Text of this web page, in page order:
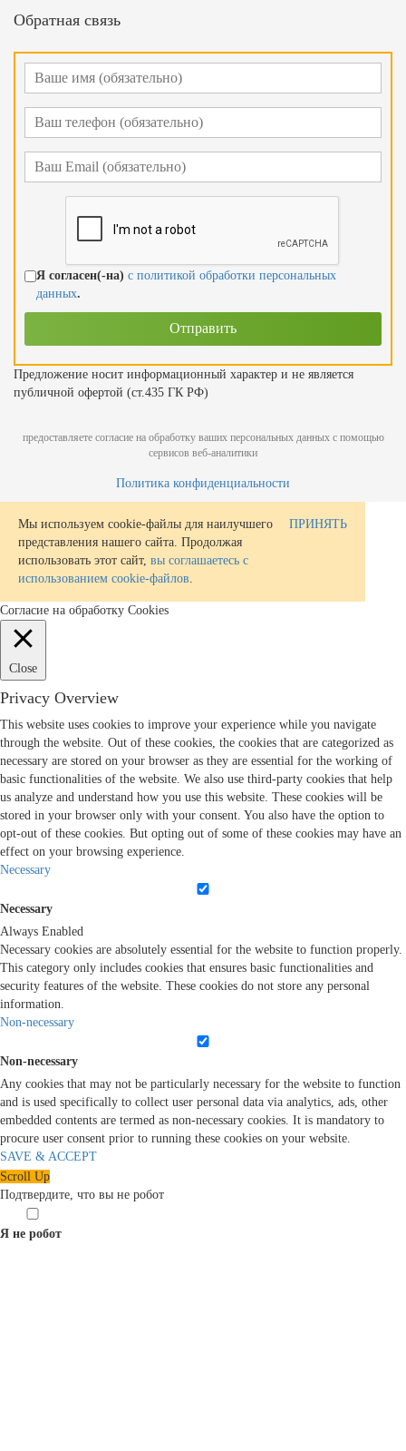
Обратная связь
Я согласен(-на) с политикой обработки персональных
данных.
Предложение носит информационный характер и не является
публичной офертой (ст.435 ГК РФ)
предоставляете согласие на обработку ваших персональных данных с помощью
сервисов веб-аналитики
Политика конфиденциальности
Мы используем cookie-файлы для наилучшего
представления нашего сайта. Продолжая
использовать этот сайт, вы соглашаетесь с
использованием cookie-файлов
ПРИНЯТЬ
Согласие на обработку Cookies
Close
Privacy Overview
This website uses cookies to improve your experience while you navigate
through the website. Out of these cookies, the cookies that are categorized as
necessary are stored on your browser as they are essential for the working of
basic functionalities of the website. We also use third-party cookies that help
us analyze and understand how you use this website. These cookies will be
stored in your browser only with your consent. You also have the option to
opt-out of these cookies. But opting out of some of these cookies may have an
effect on your browsing experience.
Necessary
Necessary
Always Enabled
Necessary cookies are absolutely essential for the website to function properly.
This category only includes cookies that ensures basic functionalities and
security features of the website. These cookies do not store any personal
information.
Non-necessary
Non-necessary
Any cookies that may not be particularly necessary for the website to function
and is used specifically to collect user personal data via analytics, ads, other
embedded contents are termed as non-necessary cookies. It is mandatory to
procure user consent prior to running these cookies on your website.
SAVE & ACCEPT
Scroll Up
Подтвердите, что вы не робот
Я не робот